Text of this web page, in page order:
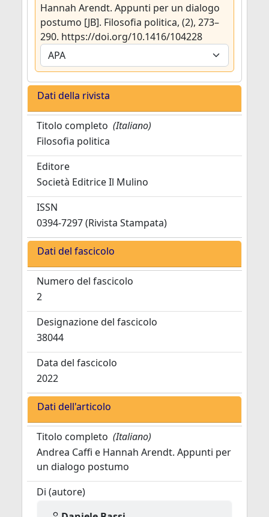
Hannah Arendt. Appunti per un dialogo
postumo [JB]. Filosofia politica, (2), 273–
290. https://doi.org/10.1416/104228
Dati della rivista
Titolo completo (Italiano)
Filosofia politica
Editore
Società Editrice Il Mulino
ISSN
0394-7297 (Rivista Stampata)
Dati del fascicolo
Numero del fascicolo
2
Designazione del fascicolo
38044
Data del fascicolo
2022
Dati dell'articolo
Titolo completo (Italiano)
Andrea Caffi e Hannah Arendt. Appunti per
un dialogo postumo
Di (autore)